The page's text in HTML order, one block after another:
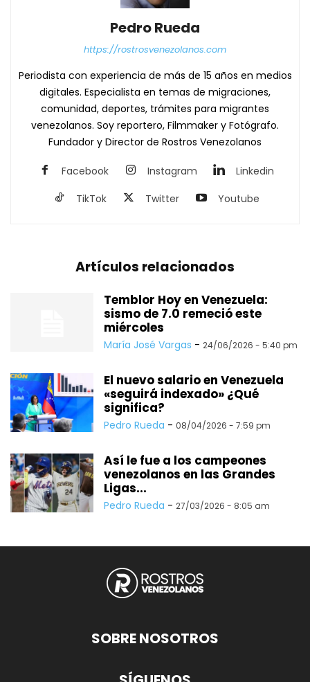
Pedro Rueda
https://rostrosvenezolanos.com
Periodista con experiencia de más de 15 años en medios
digitales. Especialista en temas de migraciones,
comunidad, deportes, trámites para migrantes
venezolanos. Soy reportero, Filmmaker y Fotógrafo.
Fundador y Director de Rostros Venezolanos
Facebook Instagram
Linkedin
TikTok
Twitter Youtube
Artículos relacionados
Temblor Hoy en Venezuela:
sismo de 7.0 remeció este
miércoles
María José Vargas - 24/06/2026 - 5:40 pm
El nuevo salario en Venezuela
«seguirá indexado» ¿Qué
significa?
Pedro Rueda - 08/04/2026 - 7:59 pm
Así le fue a los campeones
venezolanos en las Grandes
Ligas...
Pedro Rueda - 27/03/2026 - 8:05 am
SOBRE NOSOTROS